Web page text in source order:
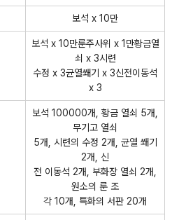
보석 x 10만
보석 x 10만룬주사위 x 1만황금열
쇠 x 3시련
수정 x 3균열쐐기 x 3신전이동석
x 3
보석 100000개, 황금 열쇠 5개,
무기고 열쇠
5개, 시련의 수정 2개, 균열 쐐기
2개, 신
전 이동석 2개, 부화장 열쇠 2개,
원소의 룬 조
각 10개, 특화의 서판 20개